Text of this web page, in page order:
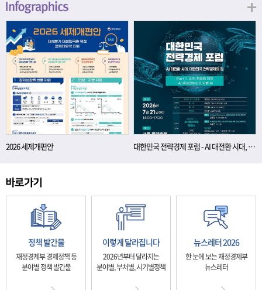
2026 세제개편안 대한민국 전략경제 포럼 - AI 대전환 시대, 대한민국 전략경제의 길
정책 발간물
재정경제부 경제정책 등
분야별 정책 발간물
이렇게 달라집니다
2026년부터 달라지는
분야별, 부처별, 시기별정책
뉴스레터 2026
한 눈에 보는 재정경제부
뉴스레터